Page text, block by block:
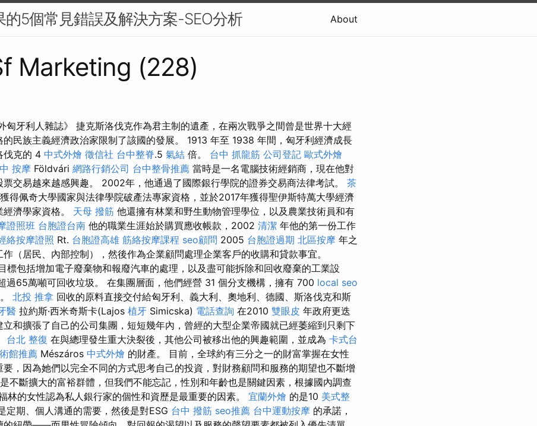
的5個常見錯誤及解決方案-SEO分析 About
Marketing (228)
匈牙利人雜誌》 捷克斯洛伐克作為君主制的遺產，在兩次戰爭之間曾是世界十大經
民族主義經濟政治家限制了該國的發展。 1913 年至 1938 年間，匈牙利經濟成長
伐克的 4 中式外燴 徵信社 台中整脊.5 氣結 倍。 台中 抓龍筋 公司登記 歐式外燴
按摩 Földvári 網路行銷公司 台中整骨推薦 當時是一名電腦技術經銷商，現在他對
票交易越來越感興趣。 2002年，他通過了國際銀行學院的證券交易商法律考試。 茶
得佩奇大學國家與法律學院破產法專家資格，並於2017年獲得聖伊斯特萬大學經濟
濟學家資格。 天母 撥筋 他還擁有林業和野生動物管理學位，以及農業技術員和有
證照班 台胞證台南 他的職業生涯始於購買應收帳款，2002 清潔 年他的第一份工作
絡按摩證照 Rt. 台胞證高雄 筋絡按摩課程 seo顧問 2005 台胞證過期 北區按摩 年之
（居民、內部控制），然後作為企業顧問處理企業客戶的收購和貸款事宜。
包括增加電子廢棄物和報廢汽車的處理，以及盡可能拆除和回收廢棄的工業設
過65萬噸可回收垃圾。 在集團層面，他們經營 31 個分支機構，擁有 700 local seo
北投 推拿 回收的原料直接交付給匈牙利、義大利、奧地利、德國、斯洛伐克和斯
醫 拉約斯·西米奇斯卡(Lajos 植牙 Simicska) 電話查詢 在2010 雙眼皮 年政府更迭
和擴張了自己的公司集團，短短幾年內，曾經的大型企業帝國就已經萎縮到只剩下
台北 整復 在與總理發生重大決裂後，其他公司被移出他的興趣範圍，並成為 卡式台
館推薦 Mészáros 中式外燴 的財產。 目前，全球約有三分之一的財富掌握在女性
，因為她們以完全不同的方式思考自己的投資，對財務顧問和服務的期望也不斷增
不斷擴大的富裕群體，但我們不能忘記，性別和年齡也是關鍵因素，根據國內調查
林的女性認為私人銀行家的個性和資歷是最重要的因素。 宜蘭外燴 的是10 美式整
期、個人溝通的需要，然後是對ESG 台中 撥筋 seo推薦 台中運動按摩 的承諾，